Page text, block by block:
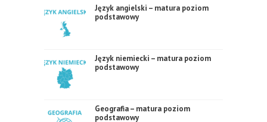
Język angielski – matura poziom
podstawowy
Język niemiecki – matura poziom
podstawowy
Geografia – matura poziom
podstawowy